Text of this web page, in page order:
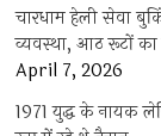
चारधाम हेली सेवा
व्यवस्था, आठ रूटों
April 7, 2026
1971 युद्ध के नायक